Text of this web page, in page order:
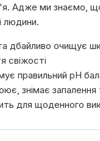
Адже ми знаємо,
людини.
дбайливо очищує
свіжості
правильний рН
знімає
для щоденного